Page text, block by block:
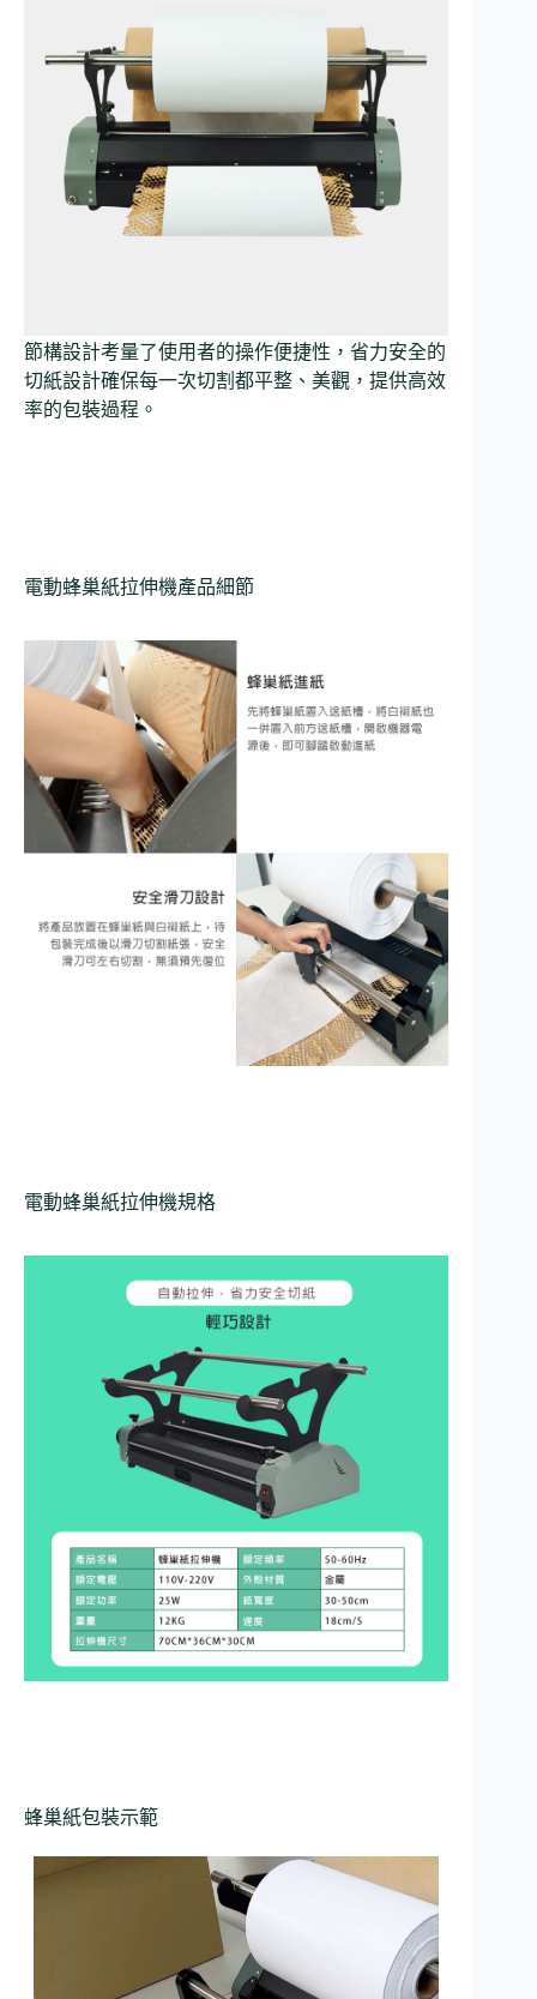
節構設計考量了使用者的操作便捷性，省力安全的
切紙設計確保每一次切割都平整、美觀，提供高效
率的包裝過程。
電動蜂巢紙拉伸機產品細節
電動蜂巢紙拉伸機規格
蜂巢紙包裝示範